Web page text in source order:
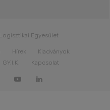
Egyesület
Hírek
Kiadványok
GY.I.K. Kapcsolat